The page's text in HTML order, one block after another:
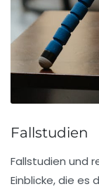
Fallstudien
Fallstudien und
Einblicke, die es